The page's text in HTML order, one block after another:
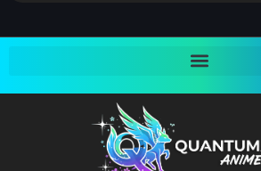
Bondage (ทาส)(1)
(1)
2001
1997
1993
1991